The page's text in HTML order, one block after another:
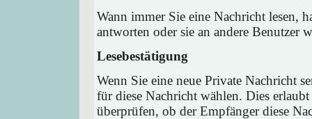
Wann immer Sie eine Nachricht lesen,
antworten oder sie an andere Benutzer
Lesebestätigung
Wenn Sie eine neue Private Nachricht
für diese Nachricht wählen. Dies
überprüfen, ob der Empfänger diese